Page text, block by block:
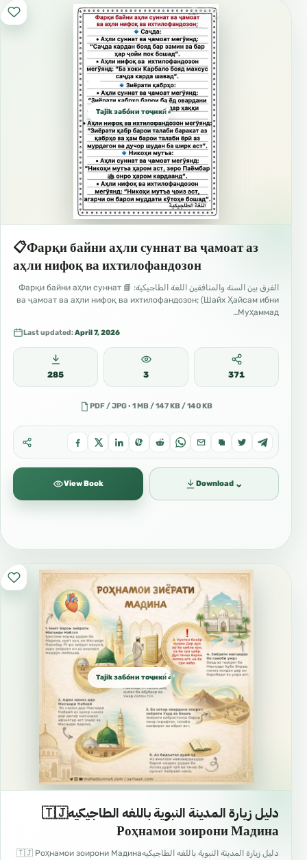
Tajik забо́ни тоҷикӣ́ الطاجيكية
📋Фарқи байни аҳли суннат ва ҷамоат аз
аҳли нифоқ ва ихтилофандозон
الفرق بين السنة والمنافقين اللغة الطاجيكية: 📘 Фарқи байни аҳли суннат
ва ҷамоат ва аҳли нифоқ ва ихтилофандозон; (Шайх Ҳайсам ибни
Муҳаммад…
Last updated:April 7, 2026
285 3 371
PDF / JPG · 1 MB / 147 KB / 140 KB
View Book Download ⌄
Tajik забо́ни тоҷикӣ́ الطاجيكية
دليل زيارة المدينة النبوية باللغه الطاجيكيه🇹🇯
Роҳнамои зоирони Мадина
دليل زيارة المدينة النبوية باللغه الطاجيكيه🇹🇯 Роҳнамои зоирони Мадина